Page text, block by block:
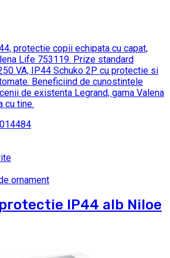
protectie copii echipata cu capat,
Life 753119. Prize standard
VA, IP44 Schuko 2P cu protectie si
Beneficiind de cunostintele
de existenta Legrand, gama Valena
cu tine.
ornament
IP44 alb Niloe